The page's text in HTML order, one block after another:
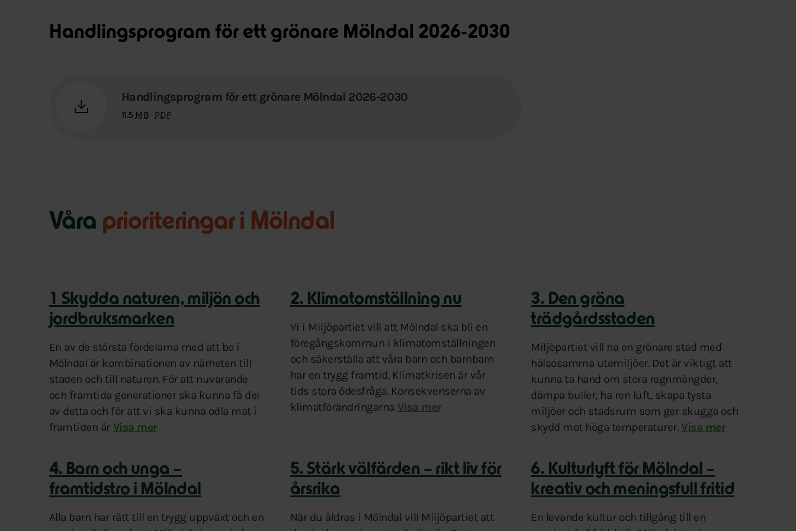
Handlingsprogram för ett grönare Mölndal 2026-2030
Handlingsprogram för ett grönare Mölndal 2026-2030
11.5 MB PDF
Våra prioriteringar i Mölndal
1 Skydda naturen, miljön och
jordbruksmarken
En av de största fördelarna med att bo i
Mölndal är kombinationen av närheten till
staden och till naturen. För att nuvarande
och framtida generationer ska kunna få del
av detta och för att vi ska kunna odla mat i
framtiden ärdet viktigt att bevara vår värdefulla natur och jordbruksmark. Bevara jordbruksmarken och förverkliga tremilaparken: Det sista
Visa mer
2. Klimatomställning nu
Vi i Miljöpartiet vill att Mölndal ska bli en
föregångskommun i klimatomställningen
och säkerställa att våra barn och barnbarn
har en trygg framtid. Klimatkrisen är vår
tids stora ödesfråga. Konsekvenserna av
klimatförändringarna har blivit allt tydligare i Sverige, Europa och världen. Vi vill att klimatarbetet ska
Visa mer
3. Den gröna
trädgårdsstaden
Miljöpartiet vill ha en grönare stad med
hälsosamma utemiljöer. Det är viktigt att
kunna ta hand om stora regnmängder,
dämpa buller, ha ren luft, skapa tysta
miljöer och stadsrum som ger skugga och
skydd mot höga temperaturer.Mölndal behöver
Visa mer
4. Barn och unga –
framtidstro i Mölndal
Alla barn har rätt till en trygg uppväxt och en
5. Stärk välfärden – rikt liv för
årsrika
När du åldras i Mölndal vill Miljöpartiet att
6. Kulturlyft för Mölndal –
kreativ och meningsfull fritid
En levande kultur och tillgång till en